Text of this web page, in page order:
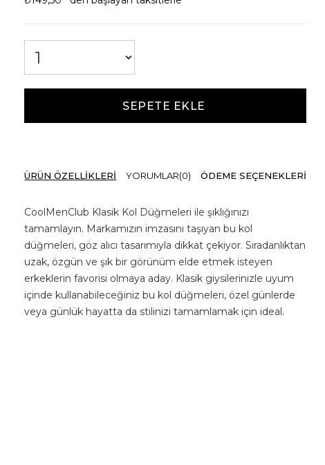
ÜRÜN ÖZELLIKLERI YORUMLAR(0) ÖDEME SEÇENEKLERI
CoolMenClub Klasik Kol Düğmeleri ile şıklığınızı
tamamlayın. Markamızın imzasını taşıyan bu kol
düğmeleri, göz alıcı tasarımıyla dikkat çekiyor. Sıradanlıktan
uzak, özgün ve şık bir görünüm elde etmek isteyen
erkeklerin favorisi olmaya aday. Klasik giysilerinizle uyum
içinde kullanabileceğiniz bu kol düğmeleri, özel günlerde
veya günlük hayatta da stilinizi tamamlamak için ideal.